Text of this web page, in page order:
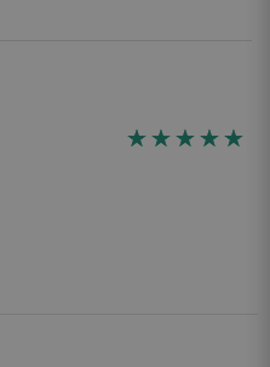
☆☆☆☆☆
★★★★★